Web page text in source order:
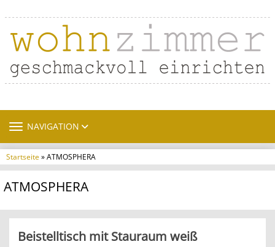
TOGGLE NAVIGATION
NAVIGATION
Startseite» ATMOSPHERA
ATMOSPHERA
Beistelltisch mit Stauraum weiß